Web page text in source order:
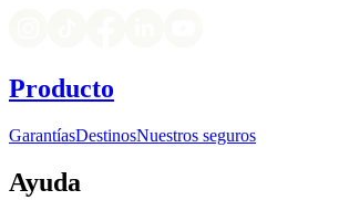
Producto
GarantíasDestinosNuestros seguros
Ayuda